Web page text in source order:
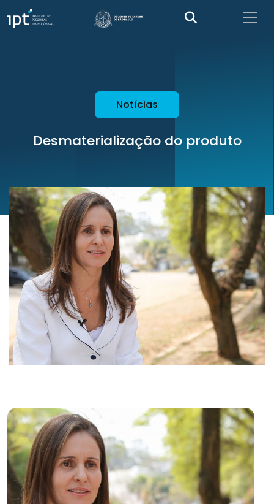
Notícias
Desmaterialização do produto